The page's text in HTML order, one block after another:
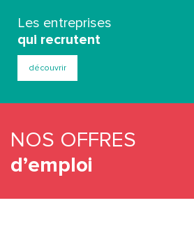
Les entreprises
qui recrutent
découvrir
NOS OFFRES
d’emploi